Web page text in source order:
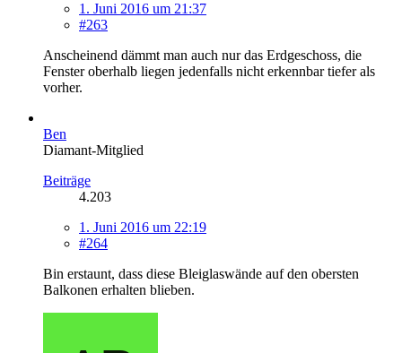
1. Juni 2016 um 21:37
#263
Anscheinend dämmt man auch nur das Erdgeschoss, die
Fenster oberhalb liegen jedenfalls nicht erkennbar tiefer als
vorher.
Ben
Diamant-Mitglied
Beiträge
4.203
1. Juni 2016 um 22:19
#264
Bin erstaunt, dass diese Bleiglaswände auf den obersten
Balkonen erhalten blieben.